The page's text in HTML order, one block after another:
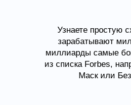
Узнаете простую
зарабатывают
миллиарды самые
из списка Forbes,
Маск или